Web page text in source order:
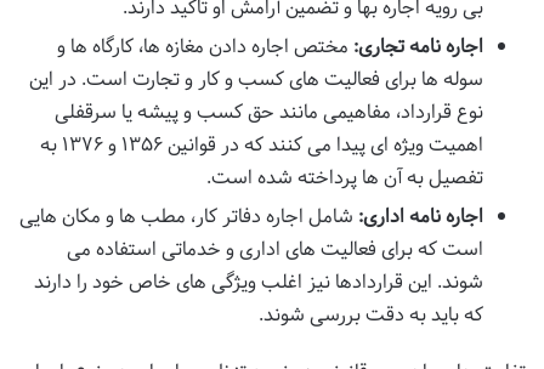
بی رویه اجاره بها و تضمین آرامش او تاکید دارند.
اجاره نامه تجاری: مختص اجاره دادن مغازه ها، کارگاه ها و
سوله ها برای فعالیت های کسب و کار و تجارت است. در این
نوع قرارداد، مفاهیمی مانند حق کسب و پیشه یا سرقفلی
اهمیت ویژه ای پیدا می کنند که در قوانین ۱۳۵۶ و ۱۳۷۶ به
تفصیل به آن ها پرداخته شده است.
اجاره نامه اداری: شامل اجاره دفاتر کار، مطب ها و مکان هایی
است که برای فعالیت های اداری و خدماتی استفاده می
شوند. این قراردادها نیز اغلب ویژگی های خاص خود را دارند
که باید به دقت بررسی شوند.